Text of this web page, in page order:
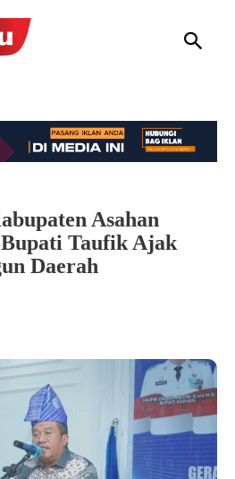
Asahan
Taufik Ajak
Daerah